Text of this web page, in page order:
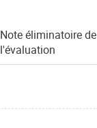
Note éliminatoire de
l'évaluation